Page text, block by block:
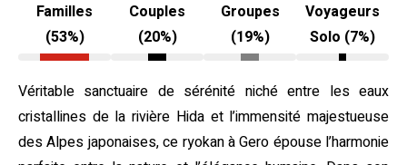
Familles
(53%)
Couples
(20%)
Groupes
(19%)
Voyageurs
Solo (7%)
Véritable sanctuaire de sérénité niché entre les eaux
cristallines de la rivière Hida et l’immensité majestueuse
des Alpes japonaises, ce ryokan à Gero épouse l’harmonie